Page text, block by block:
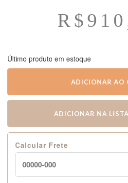
R$
Último produto em estoque
ADICIONAR AO
ADICIONAR NA LISTA
Calcular Frete